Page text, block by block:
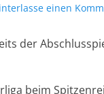
einen
der
beim